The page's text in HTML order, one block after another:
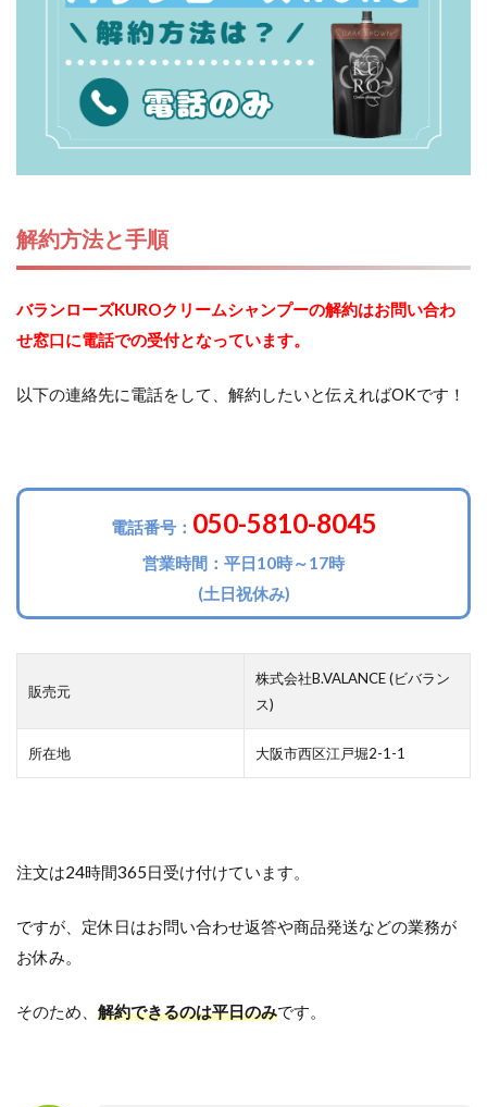
解約方法と手順
バランローズKUROクリームシャンプーの解約はお問い合わ
せ窓口に電話での受付となっています。
以下の連絡先に電話をして、解約したいと伝えればOKです！
電話番号： 050-5810-8045
営業時間：平日10時～17時
(土日祝休み)
販売元
株式会社B.VALANCE (ビバラン
ス)
所在地 大阪市西区江戸堀2-1-1
注文は24時間365日受け付けています。
ですが、定休日はお問い合わせ返答や商品発送などの業務が
お休み。
そのため、 解約できるのは平日のみです。